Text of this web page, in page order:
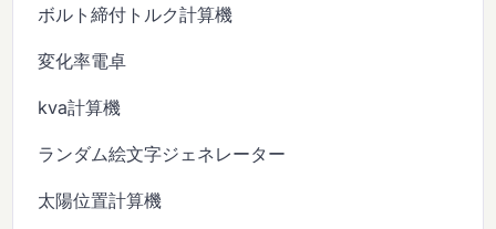
ボルト締付トルク計算機
変化率電卓
kva計算機
ランダム絵文字ジェネレーター
太陽位置計算機